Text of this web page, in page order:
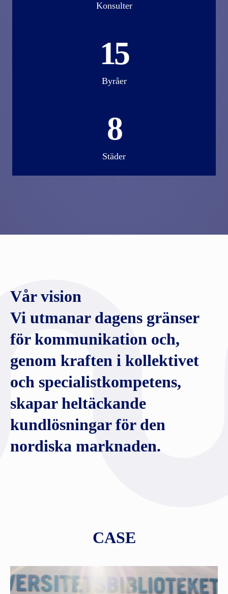
Konsulter
15
Byråer
8
Städer
Vår vision
Vi utmanar dagens gränser
för kommunikation och,
genom kraften i kollektivet
och specialistkompetens,
skapar heltäckande
kundlösningar för den
nordiska marknaden.
CASE